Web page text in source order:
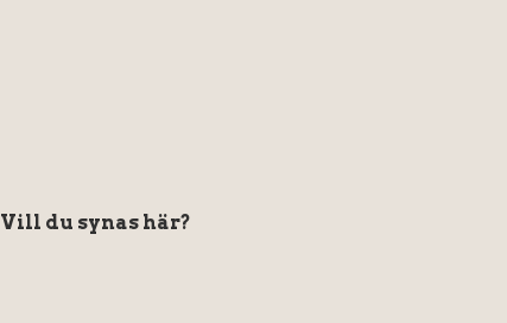
Vill du synas här?